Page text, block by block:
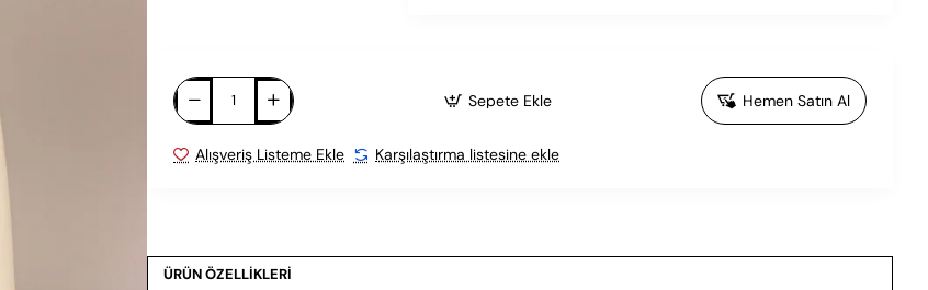
Sepete Ekle Hemen Satın Al
Alışveriş Listeme Ekle Karşılaştırma listesine ekle
ÜRÜN ÖZELLİKLERİ